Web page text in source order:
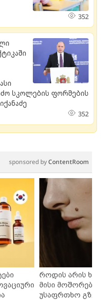
352
სკოლების ფორმების
352
sponsored byContentRoom
როდის არის
მისი
უსაფრთხო